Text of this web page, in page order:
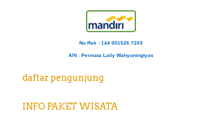
No Rek : 144 001526 7203
A/N : Permata Laily Wahyuningtyas
daftar pengunjung
INFO PAKET WISATA